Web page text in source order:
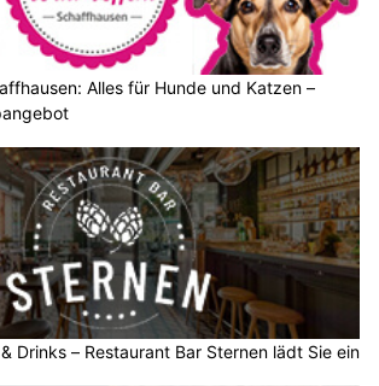
Alles für Hunde und Katzen –
Drinks – Restaurant Bar Sternen lädt Sie ein